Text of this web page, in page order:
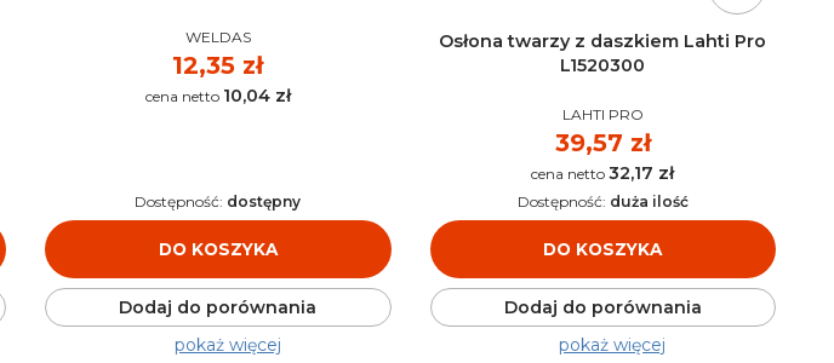
PRODUCENT
WELDAS
Cena
12,35 zł
Cena 10,04 zł
DO KOSZYKA
Dostępność: dostępny
Dodaj do porównania
pokaż więcej
Osłona twarzy z daszkiem Lahti Pro
L1520300
PRODUCENT
LAHTI PRO
Cena
39,57 zł
Cena 32,17 zł
DO KOSZYKA
Dostępność: duża ilość
Dodaj do porównania
pokaż więcej